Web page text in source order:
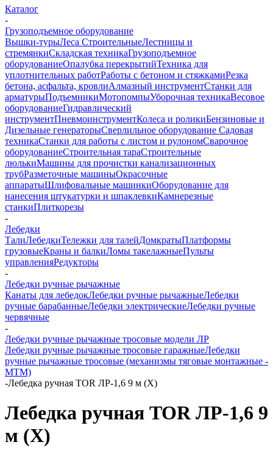
Каталог
-
Грузоподъемное оборудование
Вышки-турыЛеса СтроительныеЛестницы и
стремянкиСкладская техникаГрузоподъемное
оборудованиеОпалубка перекрытийТехника для
уплотнительных работРаботы с бетоном и стяжкамиРезка
бетона, асфальта, кровлиАлмазный инструментСтанки для
арматурыПодъемникиМотопомпыУборочная техникаВесовое
оборудованиеГидравлический
инструментПневмоинструментКолеса и роликиБензиновые и
Дизельные генераторыСверлильное оборудование Садовая
техникаСтанки для работы с листом и рулономСварочное
оборудованиеСтроительная тараСтроительные
люлькиМашины для прочистки канализационных
трубРазметочные машиныОкрасочные
аппаратыШлифовальные машинкиОборудование для
нанесения штукатурки и шпаклевкиКамнерезные
станкиПлиткорезы
-
Лебедки
ТалиЛебедкиТележки для талейДомкратыПлатформы
грузовыеКраны и балкиЛомы такелажныеПульты
управленияРедукторы
-
Лебедки ручные рычажные
Канаты для лебедокЛебедки ручные рычажныеЛебедки
ручные барабанныеЛебедки электрическиеЛебедки ручные
червячные
-
Лебедки ручные рычажные тросовые модели ЛР
Лебедки ручные рычажные тросовые гаражныеЛебедки
ручные рычажные тросовые (механизмы тяговые монтажные -
МТМ)
-Лебедка ручная TOR ЛР-1,6 9 м (X)
Лебедка ручная TOR ЛР-1,6 9
м (X)